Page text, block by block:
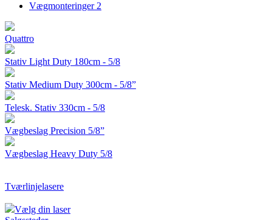
Vægmonteringer 2
Quattro
Stativ Light Duty 180cm - 5/8
Stativ Medium Duty 300cm - 5/8”
Telesk. Stativ 330cm - 5/8
Vægbeslag Precision 5/8”
Vægbeslag Heavy Duty 5/8
Tværlinjelasere
Vælg din laser